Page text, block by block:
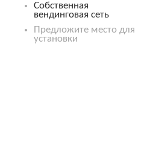
Собственная
вендинговая сеть
Предложите место для
установки